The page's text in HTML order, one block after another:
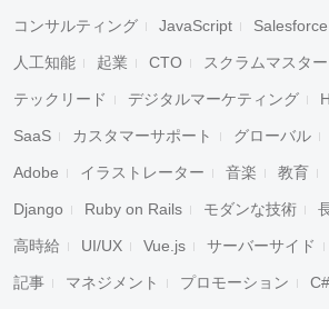
コンサルティング JavaScript Salesforce
人工知能 起業 CTO スクラムマスター
テックリード デジタルマーケティング
SaaS カスタマーサポート グローバル
Adobe イラストレーター 音楽 教育
Django Ruby on Rails モダンな技術
高時給 UI/UX Vue.js サーバーサイド
記事 マネジメント プロモーション C#